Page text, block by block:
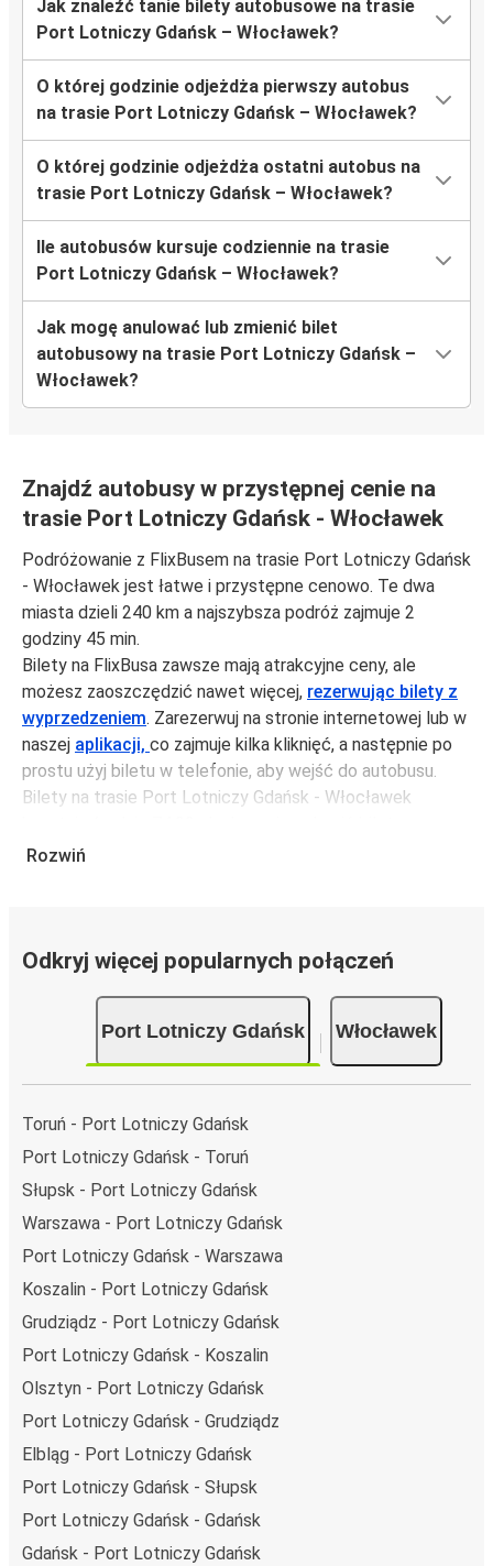
Jak znaleźć tanie bilety autobusowe na trasie
Port Lotniczy Gdańsk – Włocławek?
O której godzinie odjeżdża pierwszy autobus
na trasie Port Lotniczy Gdańsk – Włocławek?
O której godzinie odjeżdża ostatni autobus na
trasie Port Lotniczy Gdańsk – Włocławek?
Ile autobusów kursuje codziennie na trasie
Port Lotniczy Gdańsk – Włocławek?
Jak mogę anulować lub zmienić bilet
autobusowy na trasie Port Lotniczy Gdańsk –
Włocławek?
Znajdź autobusy w przystępnej cenie na
trasie Port Lotniczy Gdańsk - Włocławek
Podróżowanie z FlixBusem na trasie Port Lotniczy Gdańsk
- Włocławek jest łatwe i przystępne cenowo. Te dwa
miasta dzieli 240 km a najszybsza podróż zajmuje 2
godziny 45 min.
Bilety na FlixBusa zawsze mają atrakcyjne ceny, ale
możesz zaoszczędzić nawet więcej, rezerwując bilety z
wyprzedzeniem. Zarezerwuj na stronie internetowej lub w
naszej aplikacji, co zajmuje kilka kliknięć, a następnie po
prostu użyj biletu w telefonie, aby wejść do autobusu.
Bilety na trasie Port Lotniczy Gdańsk - Włocławek
jedynie 66,99 zł, jeśli zarezerwujesz z wyprzedzeniem lub
Podróż na trasie Port Lotniczy Gdańsk -
Włocławek
Trasa Port Lotniczy Gdańsk - Włocławek jest łatwa i
wygodna z FlixBusem, dzięki 4 bezpośrednim połączeniom
dziennie.
i może zająć jedynie 2 godziny 45 min
niż podróż samochodem czy samolotem. Stale pracujemy
nad tym, by jeszcze bardziej zmniejszać ślad węglowy,
stosując wysokie standardy środowiskowe w całej naszej
flocie autobusów, wykorzystując alternatywne
pasażerom możliwość zrekompensowania emisji
dwutlenku węgla przy zakupie biletu.
Średni koszt podróży autobusem na trasie Port Lotniczy
Gdańsk - Włocławek to
74,99 zł
transportu.
Port Lotniczy Gdańsk: podróżujesz z tego miasta i nie
Rozwiń
Odkryj więcej popularnych połączeń
Port Lotniczy Gdańsk Włocławek
Toruń - Port Lotniczy Gdańsk
Port Lotniczy Gdańsk - Toruń
Słupsk - Port Lotniczy Gdańsk
Warszawa - Port Lotniczy Gdańsk
Port Lotniczy Gdańsk - Warszawa
Koszalin - Port Lotniczy Gdańsk
Grudziądz - Port Lotniczy Gdańsk
Port Lotniczy Gdańsk - Koszalin
Olsztyn - Port Lotniczy Gdańsk
Port Lotniczy Gdańsk - Grudziądz
Elbląg - Port Lotniczy Gdańsk
Port Lotniczy Gdańsk - Słupsk
Port Lotniczy Gdańsk - Gdańsk
Gdańsk - Port Lotniczy Gdańsk